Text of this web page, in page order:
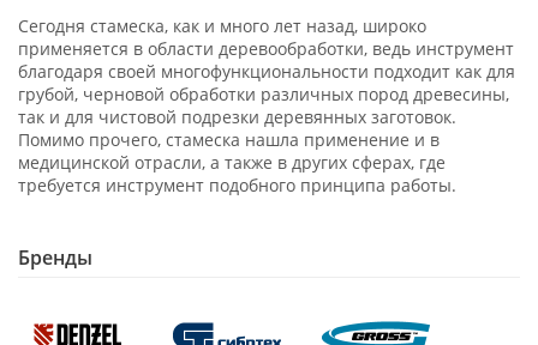
Сегодня стамеска, как и много лет назад, широко
применяется в области деревообработки, ведь инструмент
благодаря своей многофункциональности подходит как для
грубой, черновой обработки различных пород древесины,
так и для чистовой подрезки деревянных заготовок.
Помимо прочего, стамеска нашла применение и в
медицинской отрасли, а также в других сферах, где
требуется инструмент подобного принципа работы.
Бренды